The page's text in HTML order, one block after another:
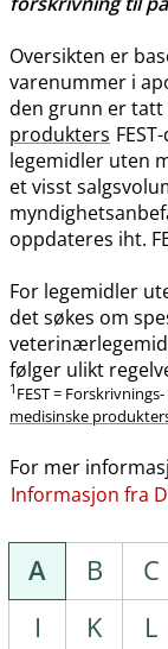
Oversikten er
varenummer i
den grunn er tatt
produkters
legemidler uten
et visst
oppdateres iht.
For legemidler
det søkes om
følger ulikt
1 FEST =
medisinske
For mer
Informasjon fra
A B C
I
K L